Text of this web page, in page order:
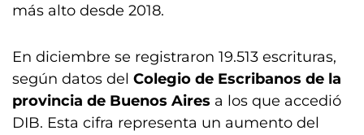
más alto desde 2018.
En diciembre se registraron 19.513 escrituras,
según datos del Colegio de Escribanos de la
provincia de Buenos Aires a los que accedió
DIB. Esta cifra representa un aumento del